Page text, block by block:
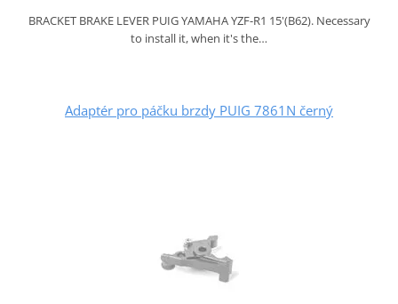
BRACKET BRAKE LEVER PUIG YAMAHA YZF-R1 15'(B62). Necessary
to install it, when it's the…
Adaptér pro páčku brzdy PUIG 7861N černý